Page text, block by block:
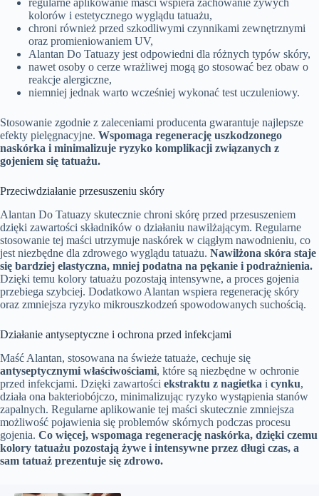
regularne aplikowanie maści wspiera zachowanie żywych
kolorów i estetycznego wyglądu tatuażu,
chroni również przed szkodliwymi czynnikami zewnętrznymi
oraz promieniowaniem UV,
Alantan Do Tatuazy jest odpowiedni dla różnych typów skóry,
nawet osoby o cerze wrażliwej mogą go stosować bez obaw o
reakcje alergiczne,
niemniej jednak warto wcześniej wykonać test uczuleniowy.
Stosowanie zgodnie z zaleceniami producenta gwarantuje najlepsze
efekty pielęgnacyjne. Wspomaga regenerację uszkodzonego
naskórka i minimalizuje ryzyko komplikacji związanych z
gojeniem się tatuażu.
Przeciwdziałanie przesuszeniu skóry
Alantan Do Tatuazy skutecznie chroni skórę przed przesuszeniem
dzięki zawartości składników o działaniu nawilżającym. Regularne
stosowanie tej maści utrzymuje naskórek w ciągłym nawodnieniu, co
jest niezbędne dla zdrowego wyglądu tatuażu. Nawilżona skóra staje
się bardziej elastyczna, mniej podatna na pękanie i podrażnienia.
Dzięki temu kolory tatuażu pozostają intensywne, a proces gojenia
przebiega szybciej. Dodatkowo Alantan wspiera regenerację skóry
oraz zmniejsza ryzyko mikrouszkodzeń spowodowanych suchością.
Działanie antyseptyczne i ochrona przed infekcjami
Maść Alantan, stosowana na świeże tatuaże, cechuje się
antyseptycznymi właściwościami, które są niezbędne w ochronie
przed infekcjami. Dzięki zawartości ekstraktu z nagietka i cynku,
działa ona bakteriobójczo, minimalizując ryzyko wystąpienia stanów
zapalnych. Regularne aplikowanie tej maści skutecznie zmniejsza
możliwość pojawienia się problemów skórnych podczas procesu
gojenia. Co więcej, wspomaga regenerację naskórka, dzięki czemu
kolory tatuażu pozostają żywe i intensywne przez długi czas, a
sam tatuaż prezentuje się zdrowo.